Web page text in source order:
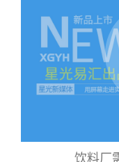
饮料厂